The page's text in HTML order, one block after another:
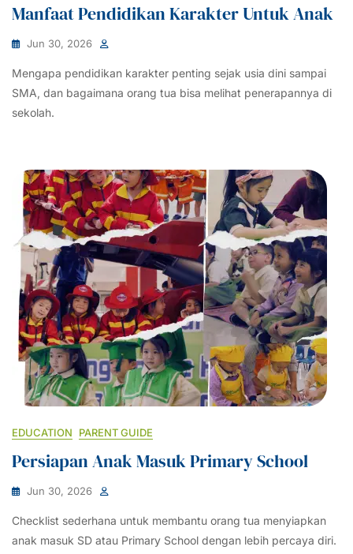
Manfaat Pendidikan Karakter Untuk Anak
Jun 30, 2026
Mengapa pendidikan karakter penting sejak usia dini sampai
SMA, dan bagaimana orang tua bisa melihat penerapannya di
sekolah.
EDUCATION PARENT GUIDE
Persiapan Anak Masuk Primary School
Jun 30, 2026
Checklist sederhana untuk membantu orang tua menyiapkan
anak masuk SD atau Primary School dengan lebih percaya diri.